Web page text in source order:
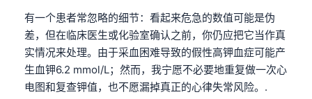
有一个患者常忽略的细节：看起来危急的数值可能是伪
差，但在临床医生或化验室确认之前，你仍应把它当作真
实情况来处理。由于采血困难导致的假性高钾血症可能产
生血钾6.2 mmol/L；然而，我宁愿不必要地重复做一次心
电图和复查钾值，也不愿漏掉真正的心律失常风险。.